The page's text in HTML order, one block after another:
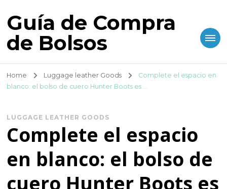
Guía de Compra
de Bolsos
Home Luggage leather Goods
Complete el espacio en
blanco: el bolso de cuero Hunter Boots es …
LUGGAGE LEATHER GOODS
Complete el espacio
en blanco: el bolso de
cuero Hunter Boots es